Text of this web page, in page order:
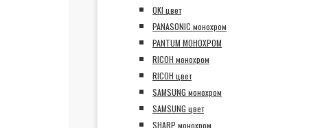
OKI цвет
PANASONIC монохром
PANTUM МОНОХРОМ
RICOH монохром
RICOH цвет
SAMSUNG монохром
SAMSUNG цвет
SHARP монохром